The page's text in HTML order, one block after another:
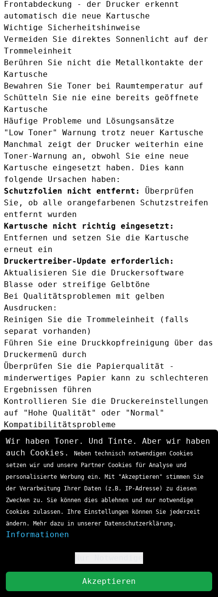
Frontabdeckung - der Drucker erkennt
automatisch die neue Kartusche
Wichtige Sicherheitshinweise
Vermeiden Sie direktes Sonnenlicht auf der
Trommeleinheit
Berühren Sie nicht die Metallkontakte der
Kartusche
Bewahren Sie Toner bei Raumtemperatur auf
Schütteln Sie nie eine bereits geöffnete
Kartusche
Häufige Probleme und Lösungsansätze
"Low Toner" Warnung trotz neuer Kartusche
Manchmal zeigt der Drucker weiterhin eine
Toner-Warnung an, obwohl Sie eine neue
Kartusche eingesetzt haben. Dies kann
folgende Ursachen haben:
Schutzfolien nicht entfernt:
Überprüfen
Sie, ob alle orangefarbenen Schutzstreifen
entfernt wurden
Kartusche nicht richtig eingesetzt:
Entfernen und setzen Sie die Kartusche
erneut ein
Druckertreiber-Update erforderlich:
Aktualisieren Sie die Druckersoftware
Blasse oder streifige Gelbtöne
Bei Qualitätsproblemen mit gelben
Ausdrucken:
Reinigen Sie die Trommeleinheit (falls
separat vorhanden)
Führen Sie eine Druckkopfreinigung über das
Druckermenü durch
Überprüfen Sie die Papierqualität -
minderwertiges Papier kann zu schlechteren
Ergebnissen führen
Kontrollieren Sie die Druckereinstellungen
auf "Hohe Qualität" oder "Normal"
Kompatibilitätsprobleme
Obwohl der TN-247Y für alle aufgelisteten
Modelle entwickelt wurde, können vereinzelt
Neuere Druckerfirmware
kann kompatible Toner blockieren
Chip-Probleme:
Tonerreste im
Drucker können Probleme verursachen
Wir haben Toner. Und Tinte. Aber wir haben
auch Cookies.
Neben technisch notwendigen Cookies
setzen wir und unsere Partner Cookies für Analyse und
personalisierte Werbung ein. Mit "Akzeptieren" stimmen Sie
der Verarbeitung Ihrer Daten (z.B. IP-Adresse) zu diesen
Zwecken zu. Sie können dies ablehnen und nur notwendige
Cookies zulassen. Ihre Einstellungen können Sie jederzeit
ändern. Mehr dazu in unserer Datenschutzerklärung.
Informationen
Akzeptieren